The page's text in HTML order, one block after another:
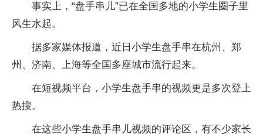
事实上，“盘手串儿”已在全国多地的小学生圈子里
风生水起。
据多家媒体报道，近日小学生盘手串在杭州、郑
州、济南、上海等全国多座城市流行起来。
在短视频平台，小学生盘手串的视频更是多次登上
热搜。
在这些小学生盘手串儿视频的评论区，有不少家长